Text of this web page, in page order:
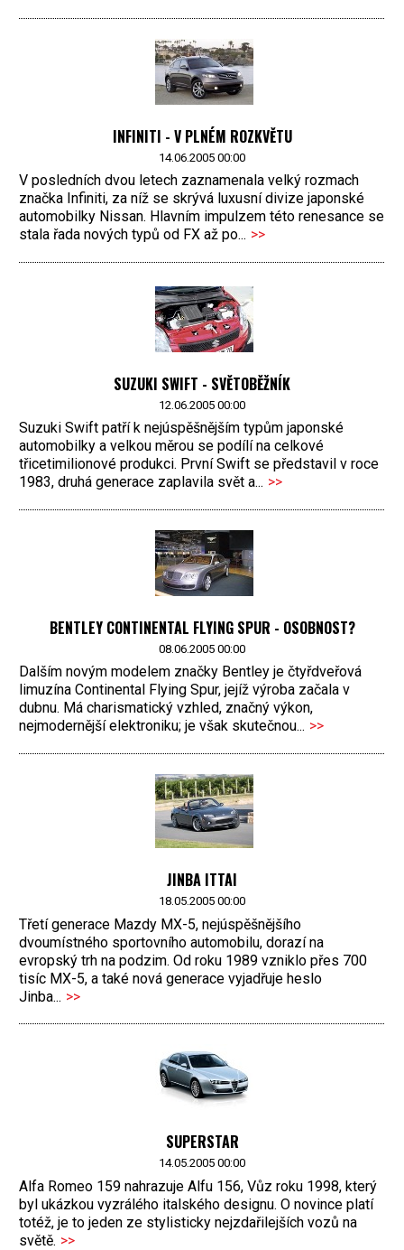
INFINITI - V PLNÉM ROZKVĚTU
14.06.2005 00:00
V posledních dvou letech zaznamenala velký rozmach
značka Infiniti, za níž se skrývá luxusní divize japonské
automobilky Nissan. Hlavním impulzem této renesance se
stala řada nových typů od FX až po... >>
SUZUKI SWIFT - SVĚTOBĚŽNÍK
12.06.2005 00:00
Suzuki Swift patří k nejúspěšnějším typům japonské
automobilky a velkou měrou se podílí na celkové
třicetimilionové produkci. První Swift se představil v roce
1983, druhá generace zaplavila svět a... >>
BENTLEY CONTINENTAL FLYING SPUR - OSOBNOST?
08.06.2005 00:00
Dalším novým modelem značky Bentley je čtyřdveřová
limuzína Continental Flying Spur, jejíž výroba začala v
dubnu. Má charismatický vzhled, značný výkon,
nejmodernější elektroniku; je však skutečnou... >>
JINBA ITTAI
18.05.2005 00:00
Třetí generace Mazdy MX-5, nejúspěšnějšího
dvoumístného sportovního automobilu, dorazí na
evropský trh na podzim. Od roku 1989 vzniklo přes 700
tisíc MX-5, a také nová generace vyjadřuje heslo
Jinba... >>
SUPERSTAR
14.05.2005 00:00
Alfa Romeo 159 nahrazuje Alfu 156, Vůz roku 1998, který
byl ukázkou vyzrálého italského designu. O novince platí
totéž, je to jeden ze stylisticky nejzdařilejších vozů na
světě. >>